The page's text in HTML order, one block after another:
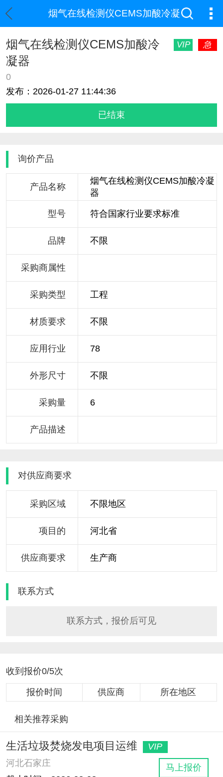
烟气在线检测仪CEMS加酸冷凝
烟气在线检测仪CEMS加酸冷
凝器
VIP 急
0
发布：2026-01-27 11:44:36
已结束
询价产品
产品名称
烟气在线检测仪CEMS加酸冷凝
器
型号 符合国家行业要求标准
品牌 不限
采购商属性
采购类型 工程
材质要求 不限
应用行业 78
外形尺寸 不限
采购量 6
产品描述
对供应商要求
采购区域 不限地区
项目的 河北省
供应商要求 生产商
联系方式
联系方式，报价后可见
收到报价0/5次
报价时间 供应商 所在地区
相关推荐采购
生活垃圾焚烧发电项目运维
VIP
河北石家庄
马上报价